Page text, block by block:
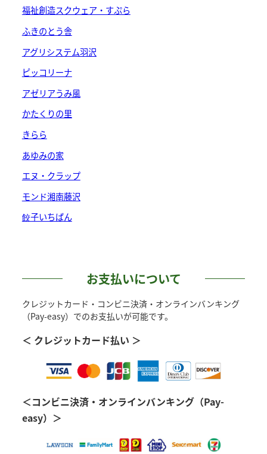
ら
選
択
で
ま
す
す。
オ
シ
ョ
ン
は
品
ペ
ー
ジ
ら
で
ま
福祉創造スクウェア・すぷら
ふきのとう舎
アグリシステム羽沢
ピッコリーナ
アゼリアうみ風
かたくりの里
きらら
あゆみの家
エヌ・クラップ
モンド湘南藤沢
餃子いちばん
お支払いについて
クレジットカード・コンビニ決済・オンラインバンキング
（Pay-easy）でのお支払いが可能です。
＜ クレジットカード払い ＞
＜コンビニ決済・オンラインバンキング（Pay-
easy）＞